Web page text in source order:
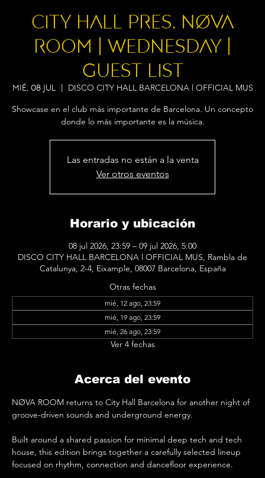
City Hall pres. NØVA
ROOM | Wednesday |
Guest List
mié, 08 jul
DISCO CITY HALL BARCELONA l OFFICIAL MUS
Showcase en el club más importante de Barcelona. Un concepto
donde lo más importante es la música.
Las entradas no están a la venta
Ver otros eventos
Horario y ubicación
08 jul 2026, 23:59 – 09 jul 2026, 5:00
DISCO CITY HALL BARCELONA l OFFICIAL MUS, Rambla de
Catalunya, 2-4, Eixample, 08007 Barcelona, España
Otras fechas
mié, 12 ago, 23:59
mié, 19 ago, 23:59
mié, 26 ago, 23:59
Ver 4 fechas
Acerca del evento
NØVA ROOM returns to City Hall Barcelona for another night of
groove-driven sounds and underground energy.
Built around a shared passion for minimal deep tech and tech
house, this edition brings together a carefully selected lineup
focused on rhythm, connection and dancefloor experience.